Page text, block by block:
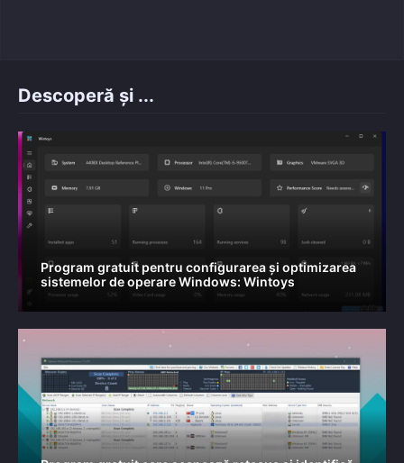
Descoperă și ...
Program gratuit pentru configurarea și optimizarea
sistemelor de operare Windows: Wintoys